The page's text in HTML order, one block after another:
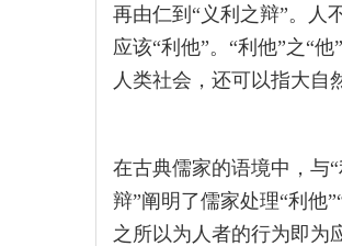
再由仁到“义利之辩”。人
应该“利他”。“利他”之“
人类社会，还可以指大自
在古典儒家的语境中，与
辩”阐明了儒家处理“利他
之所以为人者的行为即为